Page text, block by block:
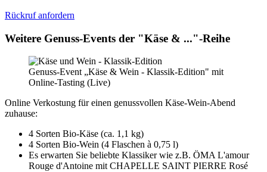
Rückruf anfordern
Weitere Genuss-Events der "Käse & ..."-Reihe
Genuss-Event „Käse & Wein - Klassik-Edition" mit
Online-Tasting (Live)
Online Verkostung für einen genussvollen Käse-Wein-Abend
zuhause:
4 Sorten Bio-Käse (ca. 1,1 kg)
4 Sorten Bio-Wein (4 Flaschen à 0,75 l)
Es erwarten Sie beliebte Klassiker wie z.B. ÖMA L'amour
Rouge d'Antoine mit CHAPELLE SAINT PIERRE Rosé